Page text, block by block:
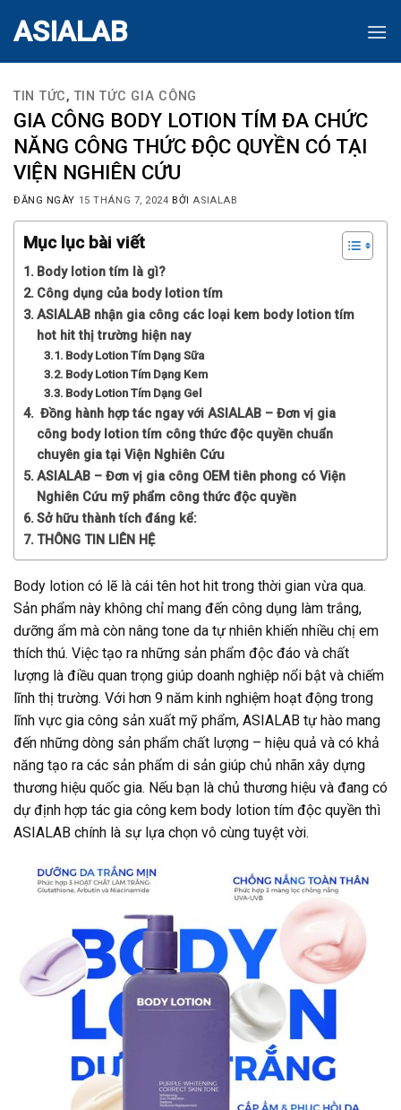
ASIALAB
TIN TỨC,TIN TỨC GIA CÔNG
GIA CÔNG BODY LOTION TÍM ĐA CHỨC
NĂNG CÔNG THỨC ĐỘC QUYỀN CÓ TẠI
VIỆN NGHIÊN CỨU
ĐĂNG NGÀY 15 THÁNG 7, 2024 BỞIASIALAB
Mục lục bài viết
Body lotion tím là gì?
Công dụng của body lotion tím
ASIALAB nhận gia công các loại kem body lotion tím
hot hit thị trường hiện nay
Body Lotion Tím Dạng Sữa
Body Lotion Tím Dạng Kem
Body Lotion Tím Dạng Gel
Đồng hành hợp tác ngay với ASIALAB – Đơn vị gia
công body lotion tím công thức độc quyền chuẩn
chuyên gia tại Viện Nghiên Cứu
ASIALAB – Đơn vị gia công OEM tiên phong có Viện
Nghiên Cứu mỹ phẩm công thức độc quyền
Sở hữu thành tích đáng kể:
THÔNG TIN LIÊN HỆ
Body lotion có lẽ là cái tên hot hit trong thời gian vừa qua.
Sản phẩm này không chỉ mang đến công dụng làm trắng,
dưỡng ẩm mà còn nâng tone da tự nhiên khiến nhiều chị em
thích thú. Việc tạo ra những sản phẩm độc đáo và chất
lượng là điều quan trọng giúp doanh nghiệp nổi bật và chiếm
lĩnh thị trường. Với hơn 9 năm kinh nghiệm hoạt động trong
lĩnh vực gia công sản xuất mỹ phẩm, ASIALAB tự hào mang
đến những dòng sản phẩm chất lượng – hiệu quả và có khả
năng tạo ra các sản phẩm di sản giúp chủ nhãn xây dựng
thương hiệu quốc gia. Nếu bạn là chủ thương hiệu và đang có
dự định hợp tác gia công kem body lotion tím độc quyền thì
ASIALAB chính là sự lựa chọn vô cùng tuyệt vời.